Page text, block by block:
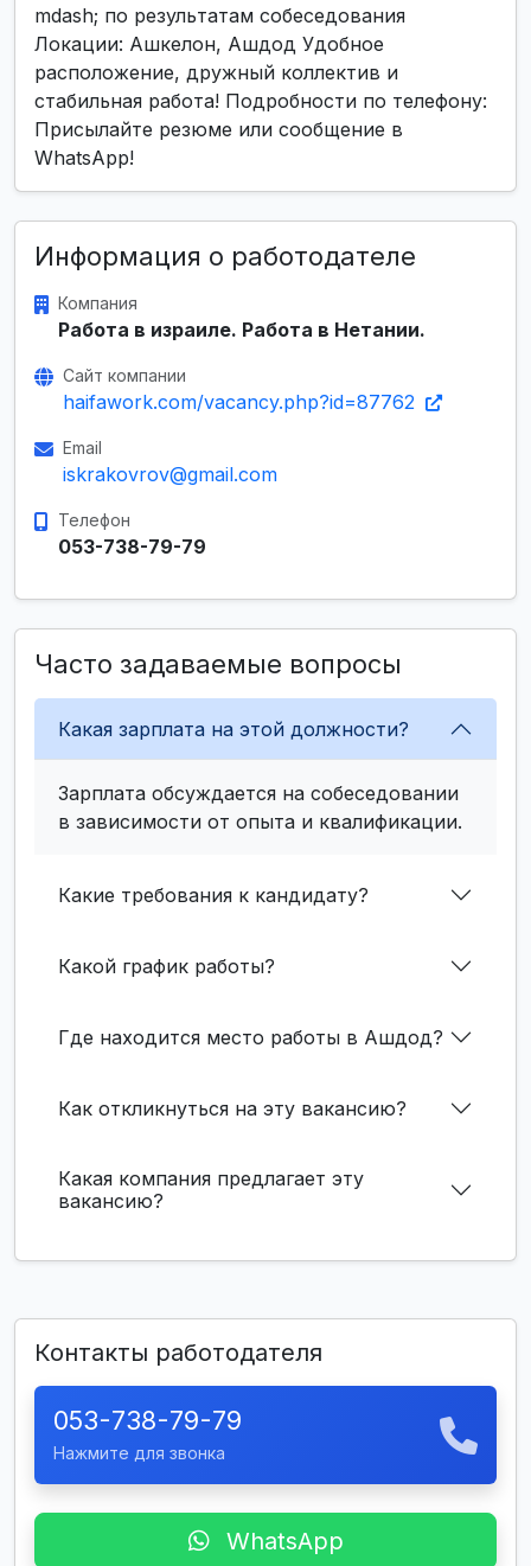
mdash; по результатам собеседования
Локации: Ашкелон, Ашдод Удобное
расположение, дружный коллектив и
стабильная работа! Подробности по телефону:
Присылайте резюме или сообщение в
WhatsApp!
Информация о работодателе
Компания
Работа в израиле. Работа в Нетании.
Сайт компании
haifawork.com/vacancy.php?id=87762
Email
iskrakovrov@gmail.com
Телефон
053-738-79-79
Часто задаваемые вопросы
Какая зарплата на этой должности?
Зарплата обсуждается на собеседовании
в зависимости от опыта и квалификации.
Какие требования к кандидату?
Какой график работы?
Где находится место работы в Ашдод?
Как откликнуться на эту вакансию?
Какая компания предлагает эту
вакансию?
Контакты работодателя
053-738-79-79
Нажмите для звонка
WhatsApp